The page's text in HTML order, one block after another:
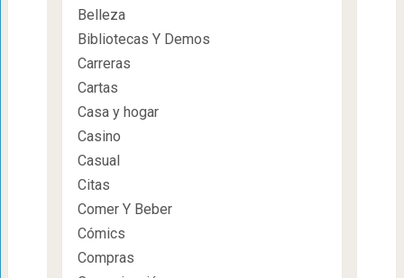
Belleza
Bibliotecas Y Demos
Carreras
Cartas
Casa y hogar
Casino
Casual
Citas
Comer Y Beber
Cómics
Compras